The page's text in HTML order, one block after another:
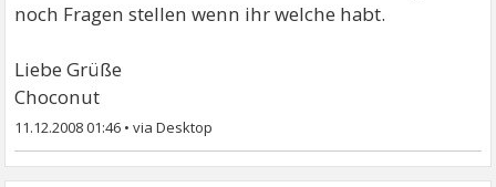
noch Fragen stellen wenn ihr welche habt.
Liebe Grüße
Choconut
11.12.2008 01:46 •